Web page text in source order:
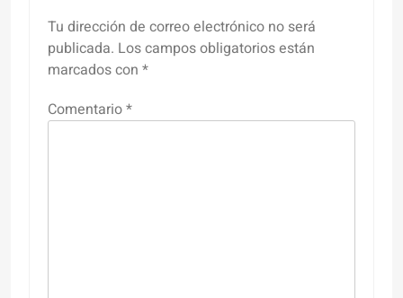
Tu dirección de correo electrónico no será
publicada. Los campos obligatorios están
marcados con *
Comentario*